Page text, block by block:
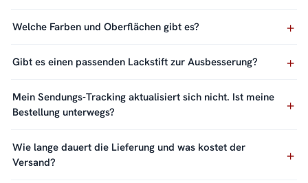
Welche Farben und Oberflächen gibt es?
Gibt es einen passenden Lackstift zur Ausbesserung?
Mein Sendungs-Tracking aktualisiert sich nicht. Ist meine
Bestellung unterwegs?
Wie lange dauert die Lieferung und was kostet der
Versand?